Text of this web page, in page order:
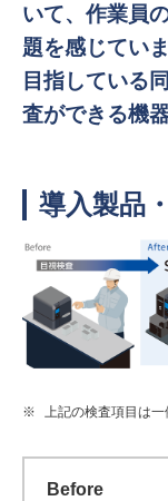
いて、作業員
題を感じてい
目指している
査ができる機
導入製品
※ 上記の検査項目は一
Before